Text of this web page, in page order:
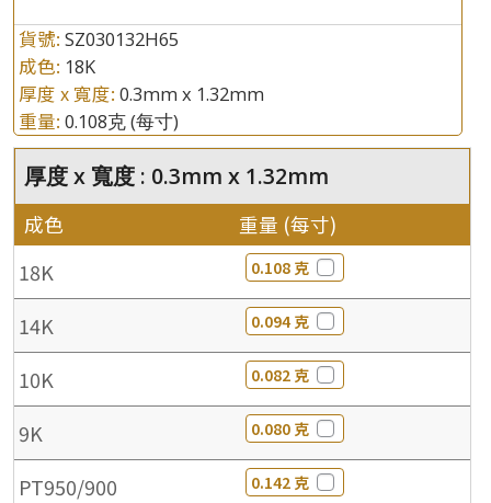
貨號: SZ030132H65
成色: 18K
厚度 x 寬度: 0.3mm x 1.32mm
重量: 0.108克(每寸)
厚度 x 寬度 : 0.3mm x 1.32mm
成色 重量 (每寸)
18K 0.108 克
14K 0.094 克
10K 0.082 克
9K 0.080 克
PT950/900 0.142 克